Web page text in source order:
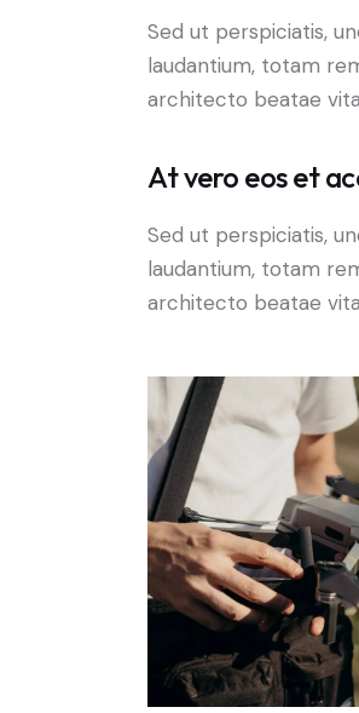
Sed ut perspiciatis,
laudantium, totam
architecto beatae
At vero eos et
Sed ut perspiciatis,
laudantium, totam
architecto beatae